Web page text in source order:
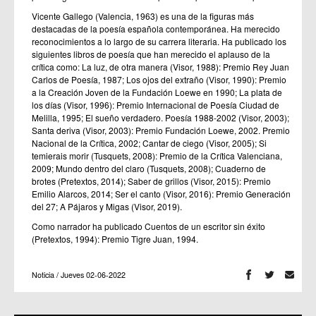
Vicente Gallego (Valencia, 1963) es una de la figuras más
destacadas de la poesía española contemporánea. Ha merecido
reconocimientos a lo largo de su carrera literaria. Ha publicado los
siguientes libros de poesía que han merecido el aplauso de la
crítica como: La luz, de otra manera (Visor, 1988): Premio Rey Juan
Carlos de Poesía, 1987; Los ojos del extraño (Visor, 1990): Premio
a la Creación Joven de la Fundación Loewe en 1990; La plata de
los días (Visor, 1996): Premio Internacional de Poesía Ciudad de
Melilla, 1995; El sueño verdadero. Poesía 1988-2002 (Visor, 2003);
Santa deriva (Visor, 2003): Premio Fundación Loewe, 2002. Premio
Nacional de la Crítica, 2002; Cantar de ciego (Visor, 2005); Si
temierais morir (Tusquets, 2008): Premio de la Crítica Valenciana,
2009; Mundo dentro del claro (Tusquets, 2008); Cuaderno de
brotes (Pretextos, 2014); Saber de grillos (Visor, 2015): Premio
Emilio Alarcos, 2014; Ser el canto (Visor, 2016): Premio Generación
del 27; A Pájaros y Migas (Visor, 2019).
Como narrador ha publicado Cuentos de un escritor sin éxito
(Pretextos, 1994): Premio Tigre Juan, 1994.
Noticia / Jueves 02-06-2022